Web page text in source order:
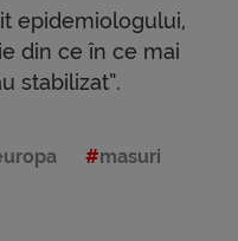
epidemiologului,
din ce în ce mai
stabilizat”.
masuri